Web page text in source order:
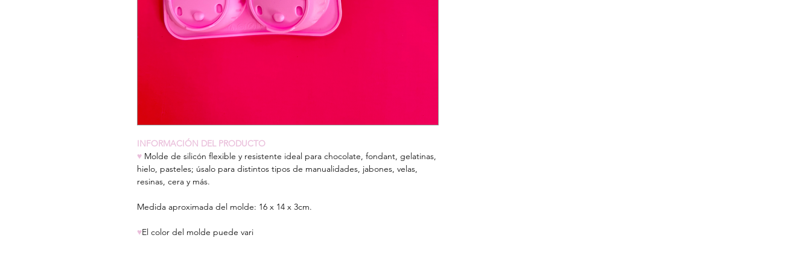
INFORMACIÓN DEL PRODUCTO
♥ Molde de silicón flexible y resistente ideal para chocolate, fondant, gelatinas,
hielo, pasteles; úsalo para distintos tipos de manualidades, jabones, velas,
resinas, cera y más.
Medida aproximada del molde: 16 x 14 x 3cm.
♥El color del molde puede vari